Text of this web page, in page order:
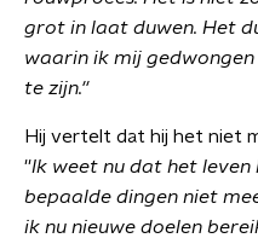
grot in laat duwen. Het
waarin ik mij
te zijn.''
Hij vertelt dat hij het niet
''Ik weet nu dat het leven
bepaalde dingen niet
ik nu nieuwe doelen